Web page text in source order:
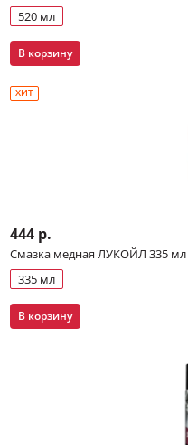
520 мл
В корзину
ХИТ
444 р.
Смазка медная ЛУКОЙЛ 335 мл
335 мл
В корзину